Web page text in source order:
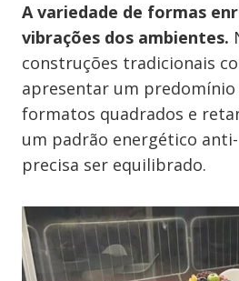
A variedade de formas
vibrações dos ambientes.
construções tradicionais
apresentar um
formatos quadrados e
um padrão energético
precisa ser equilibrado.